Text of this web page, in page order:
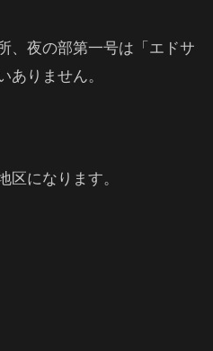
、夜の部第一号は「エドサ
ありません。
になります。